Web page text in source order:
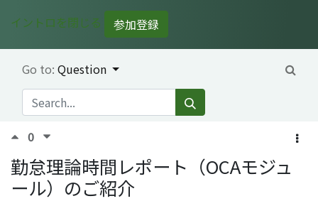
イントロを閉じる
参加登録
Go to: Question
0
勤怠理論時間レポート（OCAモジュ
ール）のご紹介